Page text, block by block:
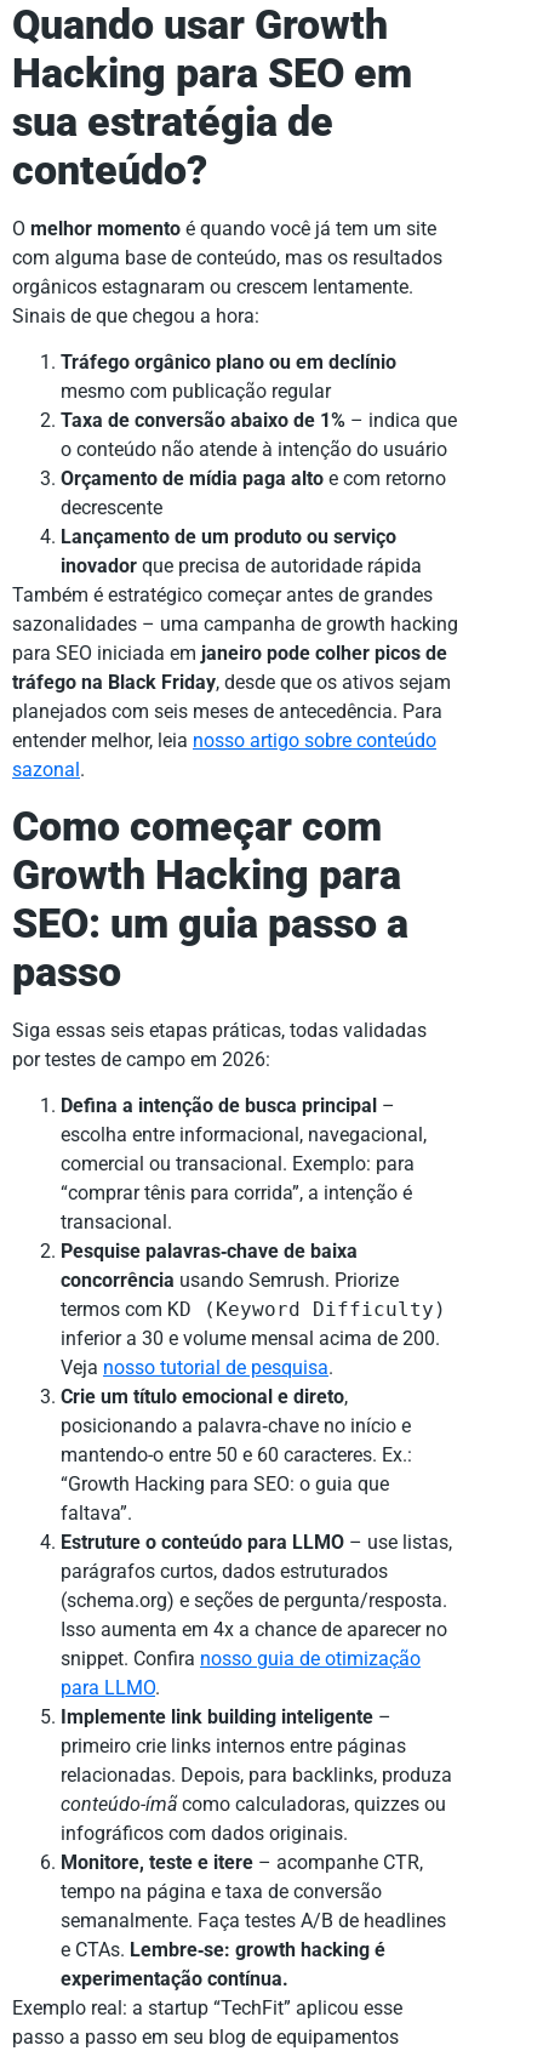
Quando usar Growth
Hacking para SEO em
sua estratégia de
conteúdo?
O melhor momento é quando você já tem um site
com alguma base de conteúdo, mas os resultados
orgânicos estagnaram ou crescem lentamente.
Sinais de que chegou a hora:
Tráfego orgânico plano ou em declínio
mesmo com publicação regular
Taxa de conversão abaixo de 1% – indica que
o conteúdo não atende à intenção do usuário
Orçamento de mídia paga alto e com retorno
decrescente
Lançamento de um produto ou serviço
inovador que precisa de autoridade rápida
Também é estratégico começar antes de grandes
sazonalidades – uma campanha de growth hacking
para SEO iniciada em janeiro pode colher picos de
tráfego na Black Friday, desde que os ativos sejam
planejados com seis meses de antecedência. Para
entender melhor, leia nosso artigo sobre conteúdo
sazonal .
Como começar com
Growth Hacking para
SEO: um guia passo a
passo
Siga essas seis etapas práticas, todas validadas
por testes de campo em 2026:
Defina a intenção de busca principal –
escolha entre informacional, navegacional,
comercial ou transacional. Exemplo: para
“comprar tênis para corrida”, a intenção é
transacional.
Pesquise palavras‑chave de baixa
concorrência usando Semrush. Priorize
termos com KD (Keyword Difficulty)
inferior a 30 e volume mensal acima de 200.
Veja nosso tutorial de pesquisa.
Crie um título emocional e direto,
posicionando a palavra‑chave no início e
mantendo-o entre 50 e 60 caracteres. Ex.:
“Growth Hacking para SEO: o guia que
faltava”.
Estruture o conteúdo para LLMO – use listas,
parágrafos curtos, dados estruturados
(schema.org) e seções de pergunta/resposta.
Isso aumenta em 4x a chance de aparecer no
snippet. Confira nosso guia de otimização
para LLMO.
Implemente link building inteligente –
primeiro crie links internos entre páginas
relacionadas. Depois, para backlinks, produza
conteúdo-ímã como calculadoras, quizzes ou
infográficos com dados originais.
Monitore, teste e itere – acompanhe CTR,
tempo na página e taxa de conversão
semanalmente. Faça testes A/B de headlines
e CTAs. Lembre‑se: growth hacking é
experimentação contínua.
Exemplo real: a startup “TechFit” aplicou esse
passo a passo em seu blog de equipamentos